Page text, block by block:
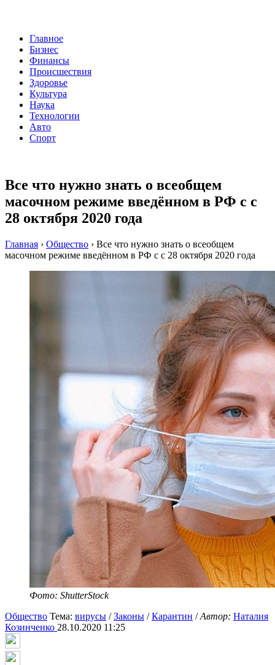
Главное
Бизнес
Финансы
Происшествия
Здоровье
Культура
Наука
Технологии
Авто
Спорт
Все что нужно знать о всеобщем
масочном режиме введённом в РФ с с
28 октября 2020 года
Главная › Общество › Все что нужно знать о всеобщем
масочном режиме введённом в РФ с с 28 октября 2020 года
Фото: ShutterStock
Общество Тема: вирусы /Законы /Карантин /Автор: Наталия
Козинченко 28.10.2020 11:25